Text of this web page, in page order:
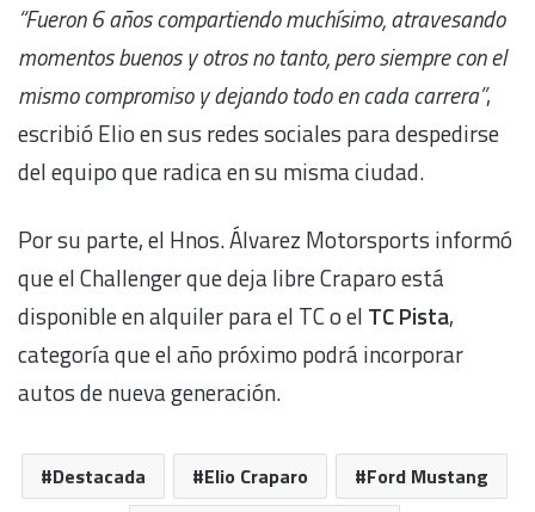
“Fueron 6 años compartiendo muchísimo, atravesando
momentos buenos y otros no tanto, pero siempre con el
mismo compromiso y dejando todo en cada carrera”,
escribió Elio en sus redes sociales para despedirse
del equipo que radica en su misma ciudad.
Por su parte, el Hnos. Álvarez Motorsports informó
que el Challenger que deja libre Craparo está
disponible en alquiler para el TC o el TC Pista,
categoría que el año próximo podrá incorporar
autos de nueva generación.
Destacada Elio Craparo
Ford Mustang